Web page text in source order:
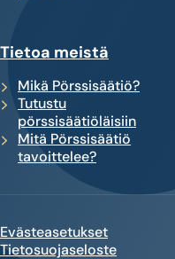
Tietoa meistä
Mikä Pörssisäätiö?
Tutustu
pörssisäätiöläisiin
Mitä Pörssisäätiö
tavoittelee?
Evästeasetukset
Tietosuojaseloste